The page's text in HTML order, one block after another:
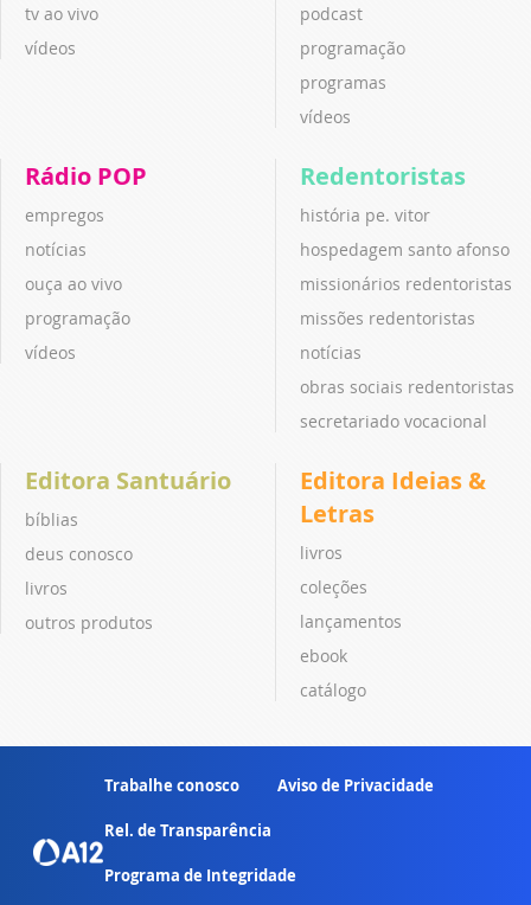
tv ao vivo
vídeos
podcast
programação
programas
vídeos
Rádio POP
empregos
notícias
ouça ao vivo
programação
vídeos
Redentoristas
história pe. vitor
hospedagem santo afonso
missionários redentoristas
missões redentoristas
notícias
obras sociais redentoristas
secretariado vocacional
Editora Santuário
bíblias
deus conosco
livros
outros produtos
Editora Ideias &
Letras
livros
coleções
lançamentos
ebook
catálogo
Trabalhe conosco Aviso de Privacidade
Rel. de Transparência
Programa de Integridade